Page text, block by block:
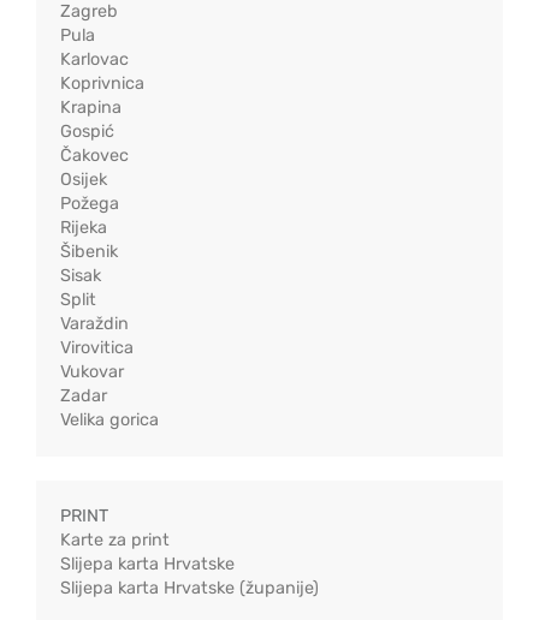
Zagreb
Pula
Karlovac
Koprivnica
Krapina
Gospić
Čakovec
Osijek
Požega
Rijeka
Šibenik
Sisak
Split
Varaždin
Virovitica
Vukovar
Zadar
Velika gorica
PRINT
Karte za print
Slijepa karta Hrvatske
Slijepa karta Hrvatske (županije)